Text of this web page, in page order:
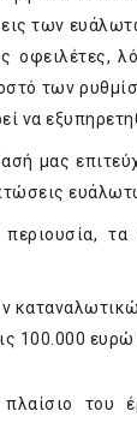
των
οφειλέτες,
των
να
μας
100.000 ευρώ
του